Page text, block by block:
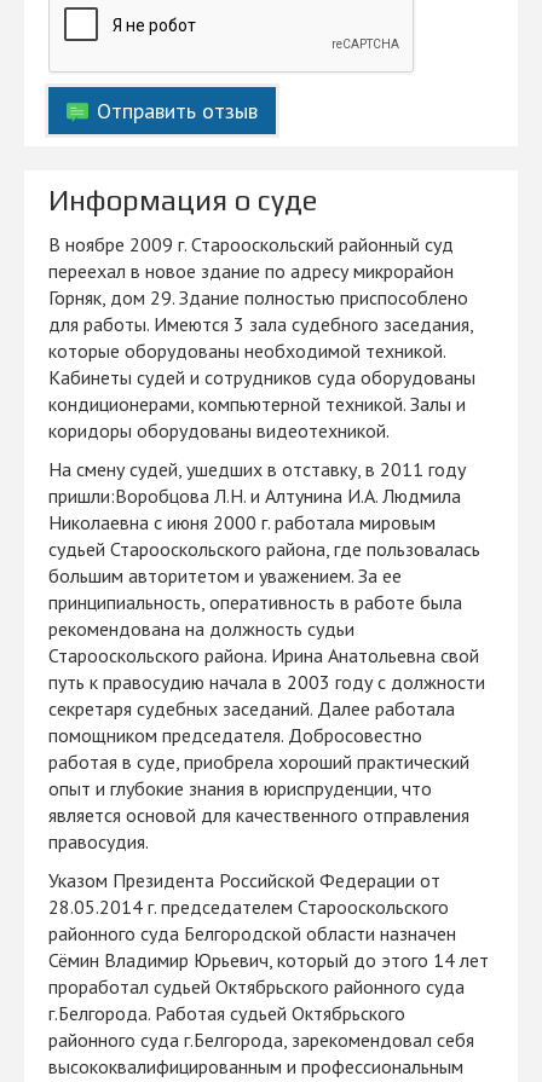
Отправить отзыв
Информация о суде
В ноябре 2009 г. Старооскольский районный суд
переехал в новое здание по адресу микрорайон
Горняк, дом 29. Здание полностью приспособлено
для работы. Имеются 3 зала судебного заседания,
которые оборудованы необходимой техникой.
Кабинеты судей и сотрудников суда оборудованы
кондиционерами, компьютерной техникой. Залы и
коридоры оборудованы видеотехникой.
На смену судей, ушедших в отставку, в 2011 году
пришли:Воробцова Л.Н. и Алтунина И.А. Людмила
Николаевна с июня 2000 г. работала мировым
судьей Старооскольского района, где пользовалась
большим авторитетом и уважением. За ее
принципиальность, оперативность в работе была
рекомендована на должность судьи
Старооскольского района. Ирина Анатольевна свой
путь к правосудию начала в 2003 году с должности
секретаря судебных заседаний. Далее работала
помощником председателя. Добросовестно
работая в суде, приобрела хороший практический
опыт и глубокие знания в юриспруденции, что
является основой для качественного отправления
правосудия.
Указом Президента Российской Федерации от
28.05.2014 г. председателем Старооскольского
районного суда Белгородской области назначен
Сёмин Владимир Юрьевич, который до этого 14 лет
проработал судьей Октябрьского районного суда
г.Белгорода. Работая судьей Октябрьского
районного суда г.Белгорода, зарекомендовал себя
высококвалифицированным и профессиональным